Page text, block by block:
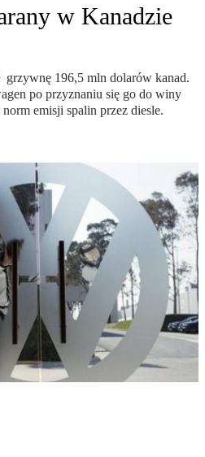
w Kanadzie
grzywnę 196,5 mln dolarów kanad.
po przyznaniu się go do winy
emisji spalin przez diesle.